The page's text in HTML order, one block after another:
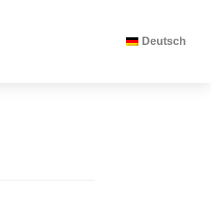
Deutsch